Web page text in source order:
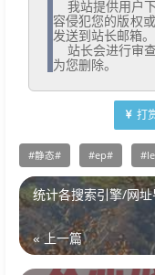
容侵犯您的版权
发送到站长邮箱。
为您删除。
打
静态 ep
统计各搜索引擎/网
« 上一篇